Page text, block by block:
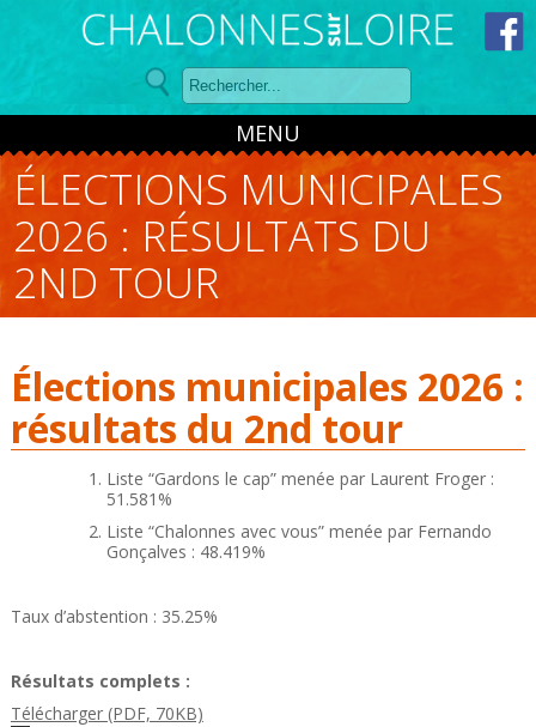
Panneau de gestion des cookies
MENU
ÉLECTIONS MUNICIPALES
2026 : RÉSULTATS DU
2ND TOUR
Élections municipales 2026 :
résultats du 2nd tour
Liste “Gardons le cap” menée par Laurent Froger :
51.581%
Liste “Chalonnes avec vous” menée par Fernando
Gonçalves : 48.419%
Taux d’abstention : 35.25%
Résultats complets :
Télécharger (PDF, 70KB)